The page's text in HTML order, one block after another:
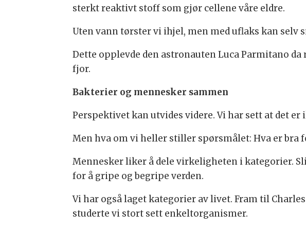
sterkt reaktivt stoff som gjør cellene våre eldre.
Uten vann tørster vi ihjel, men med uflaks kan selv
Dette opplevde den astronauten Luca Parmitano
fjor.
Bakterier og mennesker sammen
Perspektivet kan utvides videre. Vi har sett at det
Men hva om vi heller stiller spørsmålet: Hva er bra
Mennesker liker å dele virkeligheten i kategorier.
for å gripe og begripe verden.
Vi har også laget kategorier av livet. Fram til
studerte vi stort sett enkeltorganismer.